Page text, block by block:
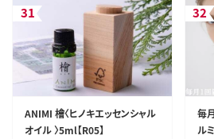
31
ANIMI 檜〈ヒノキエッセンシャル
オイル 〉5ml【R05】
32
毎
ル